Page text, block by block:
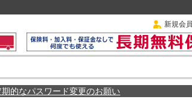
新規会
期的なパスワード変更のお願い